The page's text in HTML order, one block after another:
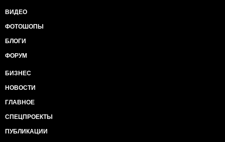
ВИДЕО
ФОТОШОПЫ
БЛОГИ
ФОРУМ
БИЗНЕС
НОВОСТИ
ГЛАВНОЕ
СПЕЦПРОЕКТЫ
ПУБЛИКАЦИИ